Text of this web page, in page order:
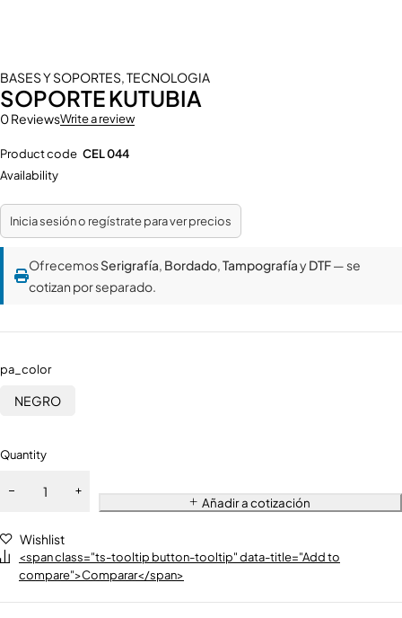
BASES Y SOPORTES,TECNOLOGIA
SOPORTE KUTUBIA
0 ReviewsWrite a review
Product code CEL 044
Availability
Inicia sesión o regístrate para ver precios
OfrecemosSerigrafía, Bordado,TampografíayDTF— se
cotizan por separado.
pa_color
NEGRO
Quantity
Añadir a cotización
Wishlist
<span class="ts-tooltip button-tooltip" data-title="Add to
compare">Comparar</span>